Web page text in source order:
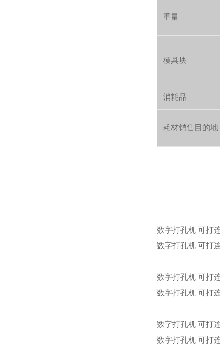
重量
模具块
消耗品
耗材销售目的地
数字打孔机 可打
数字打孔机 可打
数字打孔机 可打
数字打孔机 可打
数字打孔机 可打
数字打孔机 可打